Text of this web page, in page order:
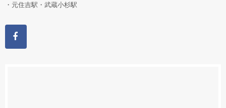
・元住吉駅・武蔵小杉駅